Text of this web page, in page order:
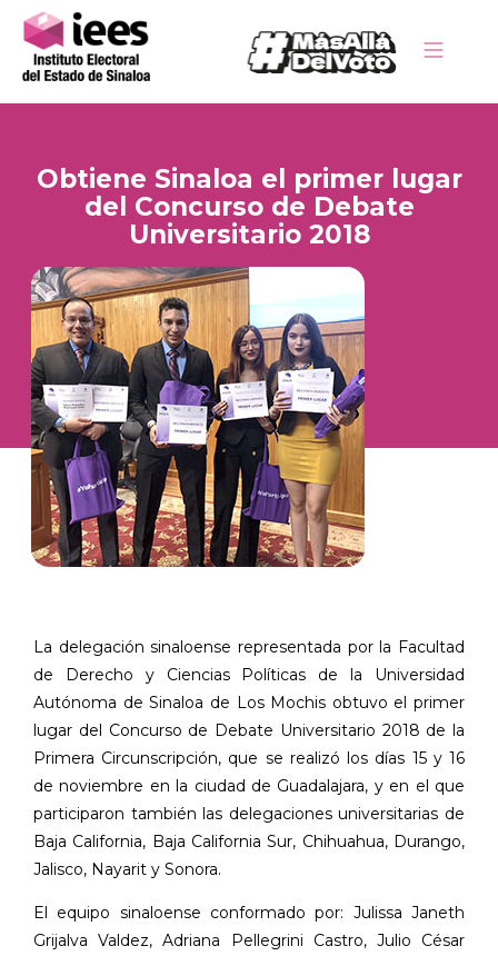
Obtiene Sinaloa el primer lugar
del Concurso de Debate
Universitario 2018
La delegación sinaloense representada por la Facultad
de Derecho y Ciencias Políticas de la Universidad
Autónoma de Sinaloa de Los Mochis obtuvo el primer
lugar del Concurso de Debate Universitario 2018 de la
Primera Circunscripción, que se realizó los días 15 y 16
de noviembre en la ciudad de Guadalajara, y en el que
participaron también las delegaciones universitarias de
Baja California, Baja California Sur, Chihuahua, Durango,
Jalisco, Nayarit y Sonora.
El equipo sinaloense conformado por: Julissa Janeth
Grijalva Valdez, Adriana Pellegrini Castro, Julio César